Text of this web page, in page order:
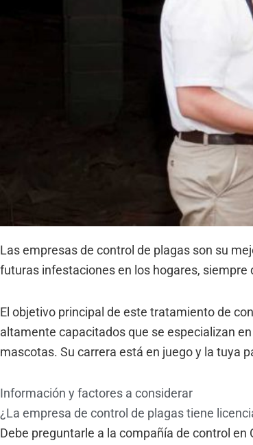
Las empresas de control de plagas son su
futuras infestaciones en los hogares,
El objetivo principal de este tratamiento de
altamente capacitados que se especializan
mascotas. Su carrera está en juego y la tuya
Información y factores a considerar
¿La empresa de control de plagas tiene
Debe preguntarle a la compañía de control